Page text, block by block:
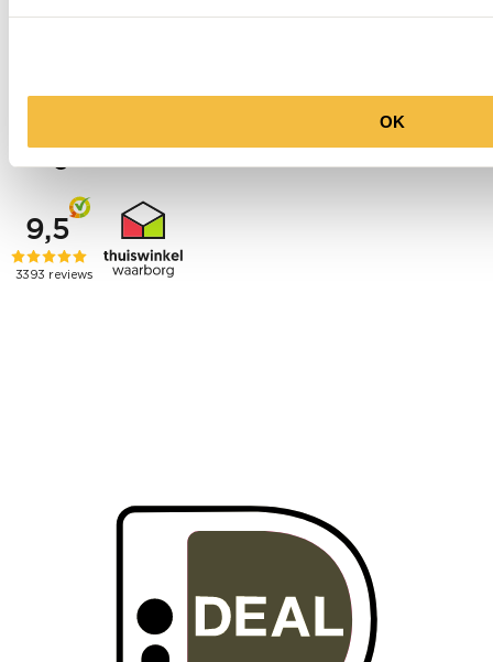
OK
Molenkade 254271 AE Dussen